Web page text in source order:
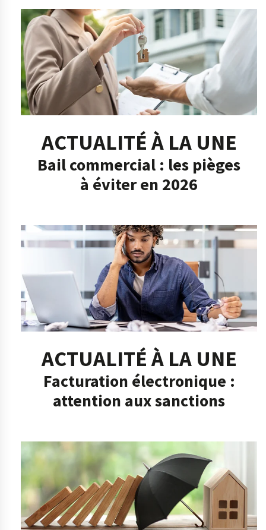
ACTUALITÉ À LA UNE
Bail commercial : les pièges
à éviter en 2026
ACTUALITÉ À LA UNE
Facturation électronique :
attention aux sanctions